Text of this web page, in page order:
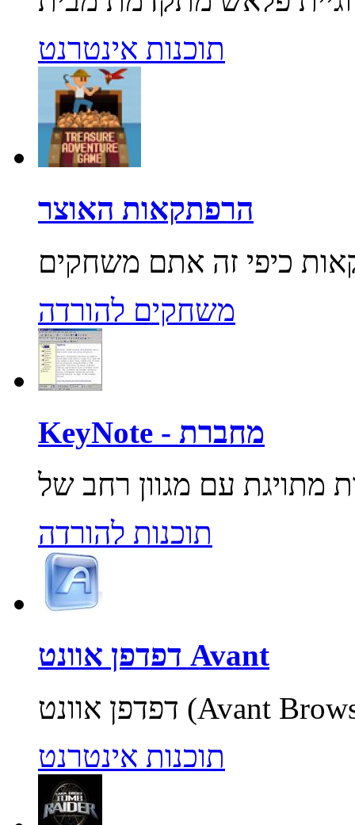
תוכנות אינטרנט
הרפתקאות האוצר
משחקים להורדה
KeyNote - מחברת
תוכנות להורדה
דפדפן אוונט Avant
תוכנות אינטרנט